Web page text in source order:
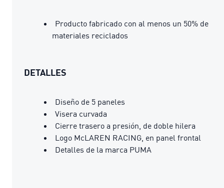
Producto fabricado con al menos un 50% de
materiales reciclados
DETALLES
Diseño de 5 paneles
Visera curvada
Cierre trasero a presión, de doble hilera
Logo McLAREN RACING, en panel frontal
Detalles de la marca PUMA